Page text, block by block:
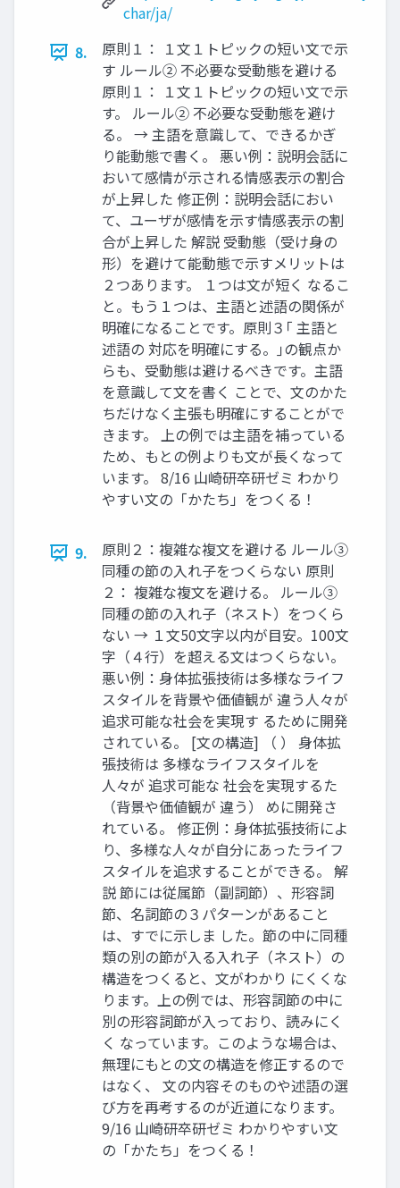
char/ja/
8.
原則１： １文１トピックの短い文で示
す ルール② 不必要な受動態を避ける
原則１： １文１トピックの短い文で示
す。 ルール② 不必要な受動態を避け
る。 → 主語を意識して、できるかぎ
り能動態で書く。 悪い例：説明会話に
おいて感情が示される情感表示の割合
が上昇した 修正例：説明会話におい
て、ユーザが感情を示す情感表示の割
合が上昇した 解説 受動態（受け身の
形）を避けて能動態で示すメリットは
２つあります。 １つは文が短く なるこ
と。もう１つは、主語と述語の関係が
明確になることです。原則３｢ 主語と
述語の 対応を明確にする。｣の観点か
らも、受動態は避けるべきです。主語
を意識して文を書く ことで、文のかた
ちだけなく主張も明確にすることがで
きます。 上の例では主語を補っている
ため、もとの例よりも文が長くなって
います。 8/16 山崎研卒研ゼミ わかり
やすい文の「かたち」をつくる！
9.
原則２：複雑な複文を避ける ルール③
同種の節の入れ子をつくらない 原則
２： 複雑な複文を避ける。 ルール③
同種の節の入れ子（ネスト）をつくら
ない → １文50文字以内が目安。100文
字（４行）を超える文はつくらない。
悪い例：身体拡張技術は多様なライフ
スタイルを背景や価値観が 違う人々が
追求可能な社会を実現す るために開発
されている。 [文の構造] （ ） 身体拡
張技術は 多様なライフスタイルを
人々が 追求可能な 社会を実現するた
（背景や価値観が 違う） めに開発さ
れている。 修正例：身体拡張技術によ
り、多様な人々が自分にあったライフ
スタイルを追求することができる。 解
説 節には従属節（副詞節）、形容詞
節、名詞節の３パターンがあること
は、すでに示しま した。節の中に同種
類の別の節が入る入れ子（ネスト）の
構造をつくると、文がわかり にくくな
ります。上の例では、形容詞節の中に
別の形容詞節が入っており、読みにく
く なっています。このような場合は、
無理にもとの文の構造を修正するので
はなく、 文の内容そのものや述語の選
び方を再考するのが近道になります。
9/16 山崎研卒研ゼミ わかりやすい文
の「かたち」をつくる！